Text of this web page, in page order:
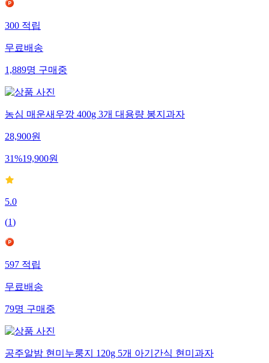
300적립
무료배송
1,889명구매중
농심 매운새우깡 400g 3개 대용량 봉지과자
28,900원
31%19,900원
5.0
(1)
597적립
무료배송
79명구매중
공주알밤 현미누룽지 120g 5개 아기간식 현미과자